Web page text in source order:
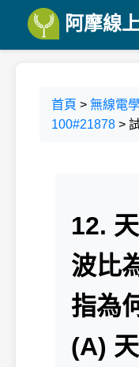
阿摩線
首頁 > 無線電
100#21878 >
12.
波比
指為
(A)